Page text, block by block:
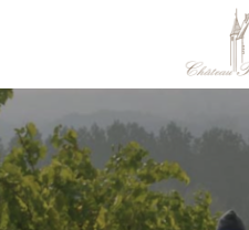
Vigneron en Layon
Notre philosophie
Nos appellations
Panneau de gestion des cookies